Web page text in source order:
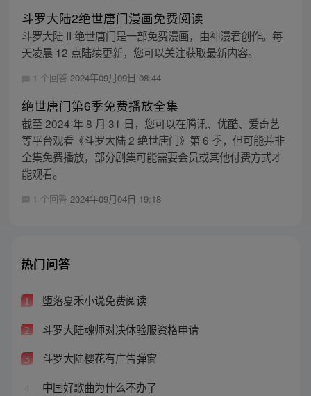
斗罗大陆2绝世唐门漫画免费阅读
斗罗大陆 II 绝世唐门是一部免费漫画，由神漫君创作。每
天凌晨 12 点陆续更新，您可以关注获取最新内容。
1 个回答 2024年09月09日 08:44
绝世唐门第6季免费播放全集
截至 2024 年 8 月 31 日，您可以在腾讯、优酷、爱奇艺
等平台观看《斗罗大陆 2 绝世唐门》第 6 季，但可能并非
全集免费播放，部分剧集可能需要会员或其他付费方式才
能观看。
1 个回答 2024年09月04日 19:18
热门问答
1 堕落夏禾小说免费阅读
2 斗罗大陆魂师对决体验服资格申请
3 斗罗大陆樱花有广告弹窗
4 中国好歌曲为什么不办了